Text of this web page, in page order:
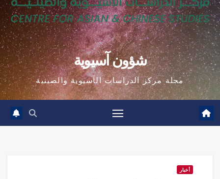
شؤون آسيوية
مجلة مركز الدراسات الآسيوية والصينية
أخبار